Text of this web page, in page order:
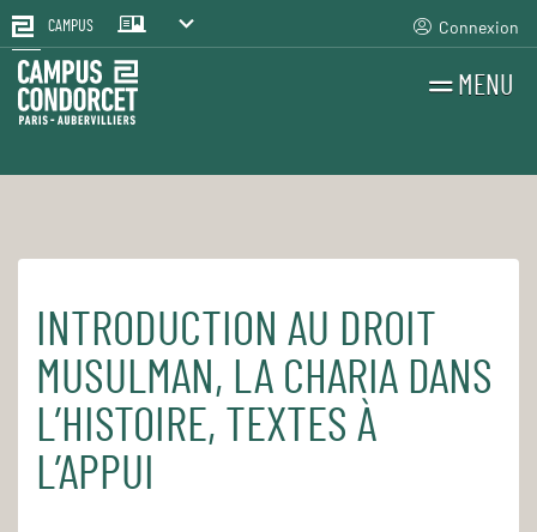
CAMPUS Connexion
MENU
Accueil Pour le quotidien Les cours et séminaires
INTRODUCTION AU DROIT
MUSULMAN, LA CHARIA DANS
L’HISTOIRE, TEXTES À
L’APPUI